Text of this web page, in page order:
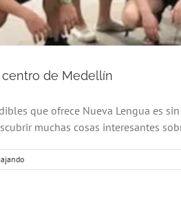
de Medellín
que ofrece Nueva Lengua es
muchas cosas interesantes